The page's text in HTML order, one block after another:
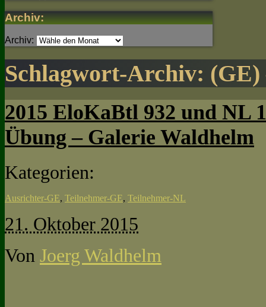
Archiv:
Archiv:
Schlagwort-Archiv: (GE)
2015 EloKaBtl 932 und NL
Übung – Galerie Waldhelm
Kategorien:
Ausrichter-GE, Teilnehmer-GE, Teilnehmer-NL
21. Oktober 2015
Von Joerg Waldhelm